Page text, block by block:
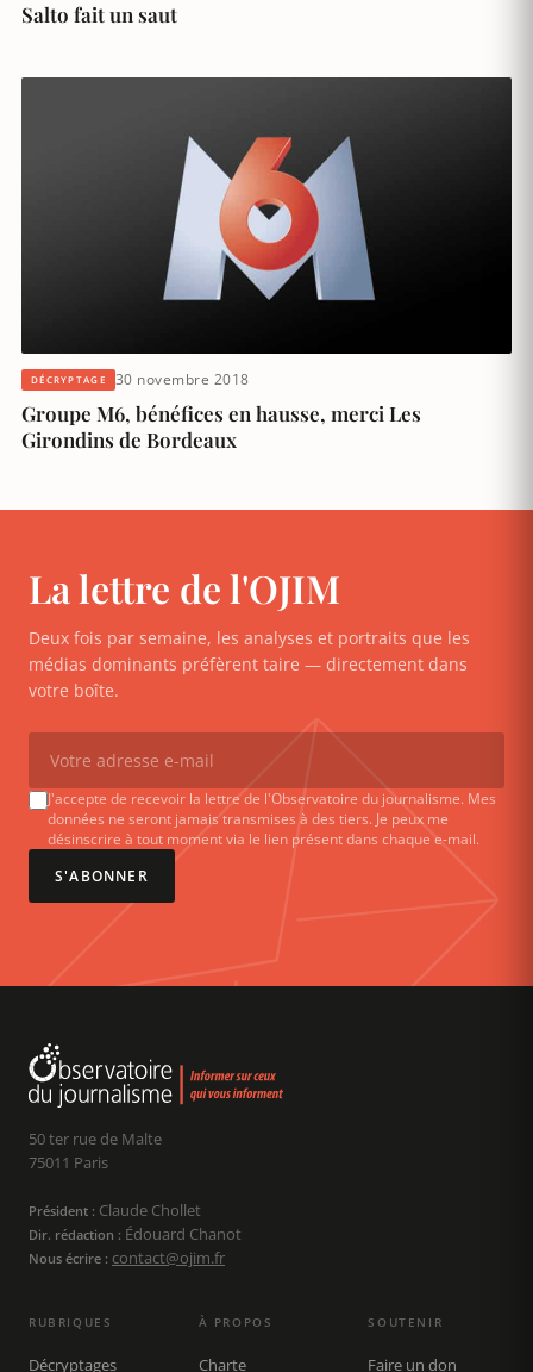
Salto fait un saut
DÉCRYPTAGE 30 novembre 2018
Groupe M6, bénéfices en hausse, merci Les
Girondins de Bordeaux
La lettre de l'OJIM
Deux fois par semaine, les analyses et portraits que les
médias dominants préfèrent taire — directement dans
votre boîte.
J'accepte de recevoir la lettre de l'Observatoire du journalisme. Mes
données ne seront jamais transmises à des tiers. Je peux me
désinscrire à tout moment via le lien présent dans chaque e-mail.
S'ABONNER
50 ter rue de Malte
75011 Paris
Président : Claude Chollet
Dir. rédaction : Édouard Chanot
Nous écrire : contact@ojim.fr
RUBRIQUES
Décryptages
À PROPOS
Charte
SOUTENIR
Faire un don